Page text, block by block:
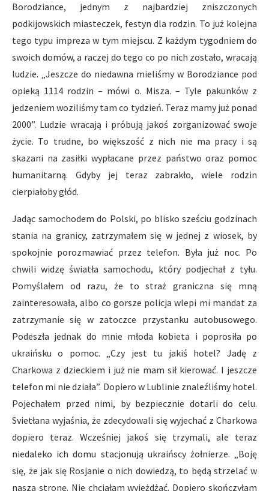
Borodziance, jednym z najbardziej zniszczonych
podkijowskich miasteczek, festyn dla rodzin. To już kolejna
tego typu impreza w tym miejscu. Z każdym tygodniem do
swoich domów, a raczej do tego co po nich zostało, wracają
ludzie. „Jeszcze do niedawna mieliśmy w Borodziance pod
opieką 1114 rodzin – mówi o. Misza. – Tyle pakunków z
jedzeniem woziliśmy tam co tydzień. Teraz mamy już ponad
2000”. Ludzie wracają i próbują jakoś zorganizować swoje
życie. To trudne, bo większość z nich nie ma pracy i są
skazani na zasiłki wypłacane przez państwo oraz pomoc
humanitarną. Gdyby jej teraz zabrakło, wiele rodzin
cierpiałoby głód.
Jadąc samochodem do Polski, po blisko sześciu godzinach
stania na granicy, zatrzymałem się w jednej z wiosek, by
spokojnie porozmawiać przez telefon. Była już noc. Po
chwili widzę światła samochodu, który podjechał z tyłu.
Pomyślałem od razu, że to straż graniczna się mną
zainteresowała, albo co gorsze policja wlepi mi mandat za
zatrzymanie się w zatoczce przystanku autobusowego.
Podeszła jednak do mnie młoda kobieta i poprosiła po
ukraińsku o pomoc. „Czy jest tu jakiś hotel? Jadę z
Charkowa z dzieckiem i już nie mam sił kierować. I jeszcze
telefon mi nie działa”. Dopiero w Lublinie znaleźliśmy hotel.
Pojechałem przed nimi, by bezpiecznie dotarli do celu.
Svietłana wyjaśnia, że zdecydowali się wyjechać z Charkowa
dopiero teraz. Wcześniej jakoś się trzymali, ale teraz
niedaleko ich domu stacjonują ukraińscy żołnierze. „Boję
się, że jak się Rosjanie o nich dowiedzą, to będą strzelać w
naszą stronę. Nie chciałam wyjeżdżać. Dopiero skończyłam